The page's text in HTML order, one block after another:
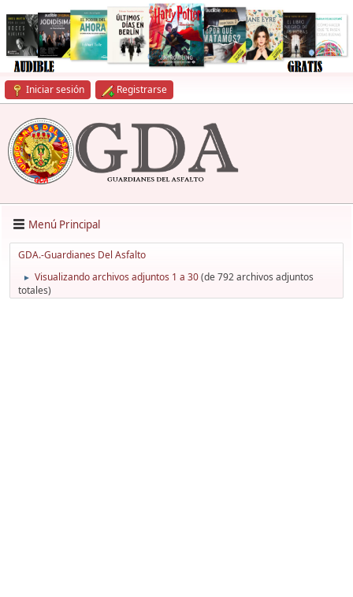
Iniciar sesión Registrarse
Menú Principal
GDA.-Guardianes Del Asfalto
► Visualizando archivos adjuntos 1 a 30(de 792 archivos adjuntos
totales)